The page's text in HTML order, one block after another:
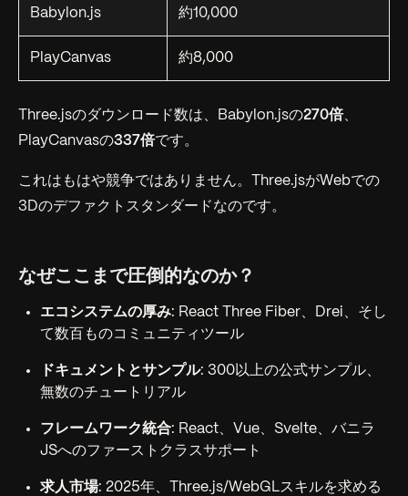
Babylon.js 約10,000
PlayCanvas 約8,000
Three.jsのダウンロード数は、Babylon.jsの270倍、
PlayCanvasの337倍です。
これはもはや競争ではありません。Three.jsがWebでの
3Dのデファクトスタンダードなのです。
なぜここまで圧倒的なのか？
エコシステムの厚み: React Three Fiber、Drei、そし
て数百ものコミュニティツール
ドキュメントとサンプル: 300以上の公式サンプル、
無数のチュートリアル
フレームワーク統合: React、Vue、Svelte、バニラ
JSへのファーストクラスサポート
求人市場: 2025年、Three.js/WebGLスキルを求める